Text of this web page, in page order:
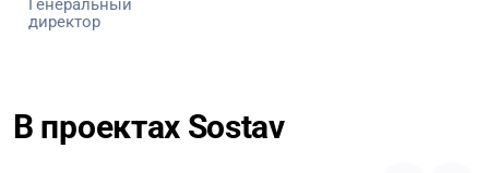
Генеральный
директор
В проектах Sostav